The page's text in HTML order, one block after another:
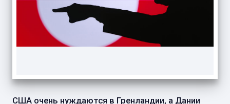
США очень нуждаются в Гренландии, а Дании